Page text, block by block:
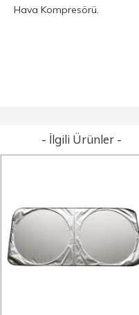
Hava Kompresörü.
- İlgili Ürünler -